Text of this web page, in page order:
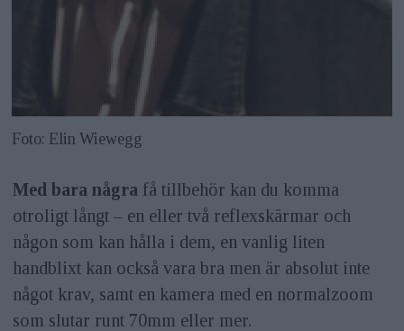
Foto: Elin Wiewegg
Med bara några få tillbehör kan du komma
otroligt långt – en eller två reflexskärmar och
någon som kan hålla i dem, en vanlig liten
handblixt kan också vara bra men är absolut inte
något krav, samt en kamera med en normalzoom
som slutar runt 70mm eller mer.